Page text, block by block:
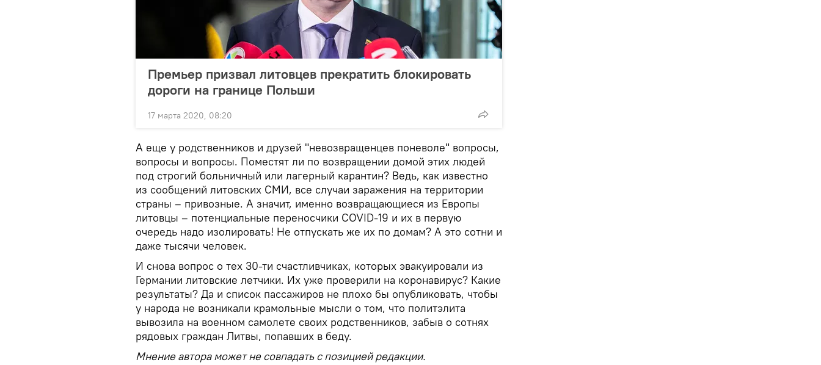
Премьер призвал литовцев прекратить блокировать
дороги на границе Польши
17 марта 2020, 08:20
А еще у родственников и друзей "невозвращенцев поневоле" вопросы,
вопросы и вопросы. Поместят ли по возвращении домой этих людей
под строгий больничный или лагерный карантин? Ведь, как известно
из сообщений литовских СМИ, все случаи заражения на территории
страны – привозные. А значит, именно возвращающиеся из Европы
литовцы – потенциальные переносчики COVID-19 и их в первую
очередь надо изолировать! Не отпускать же их по домам? А это сотни и
даже тысячи человек.
И снова вопрос о тех 30-ти счастливчиках, которых эвакуировали из
Германии литовские летчики. Их уже проверили на коронавирус? Какие
результаты? Да и список пассажиров не плохо бы опубликовать, чтобы
у народа не возникали крамольные мысли о том, что политэлита
вывозила на военном самолете своих родственников, забыв о сотнях
рядовых граждан Литвы, попавших в беду.
Мнение автора может не совпадать с позицией редакции.